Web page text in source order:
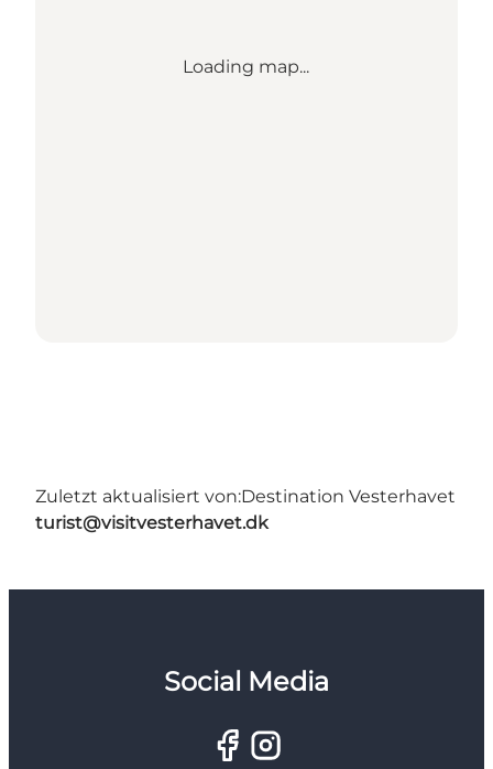
Loading map...
Zuletzt aktualisiert von:Destination Vesterhavet
turist@visitvesterhavet.dk
Social Media